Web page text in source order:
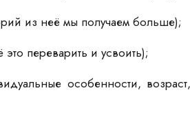
из неё мы получаем больше);
переварить и усвоить);
особенности,